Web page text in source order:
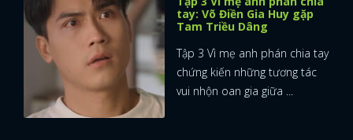
tay: Võ Điền Gia Huy gặp
Tam Triều Dâng
Tập 3 Vì mẹ anh phán chia tay
chứng kiến những tương tác
vui nhộn oan gia giữa ...